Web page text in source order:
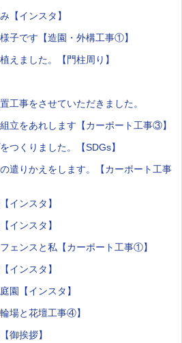
【インスタ】
子です【造園・外構工事①】
えました。【門柱周り】
工事をさせていただきました。
立をあれします【カーポート工事③】
つくりました。【SDGs】
遣りかえをします。【カーポート工事
インスタ】
インスタ】
ェンスと私【カーポート工事①】
インスタ】
園【インスタ】
場と花壇工事④】
御挨拶】